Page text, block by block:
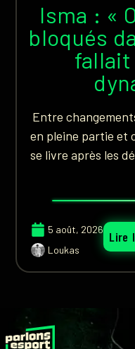
Isma : «
bloqués
fallait
Entre
en pleine partie et
se livre après les
5 août, 2026
Loukas
Lire